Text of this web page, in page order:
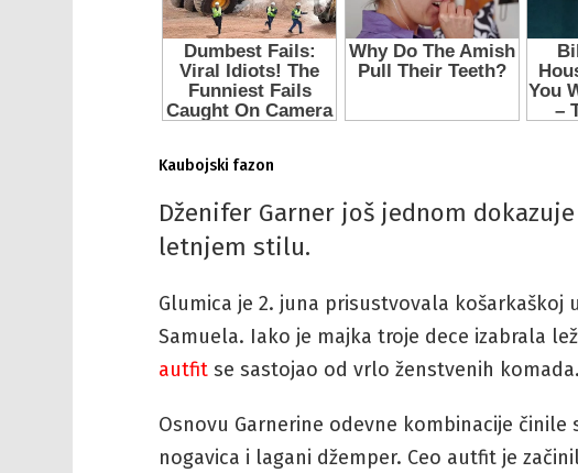
Kaubojski fazon
Dženifer Garner još jednom
letnjem stilu.
Glumica je 2. juna prisustvovala košarkaškoj
Samuela. Iako je majka troje dece izabrala
autfit se sastojao od vrlo ženstvenih komada.
Osnovu Garnerine odevne kombinacije
nogavica i lagani džemper. Ceo autfit je